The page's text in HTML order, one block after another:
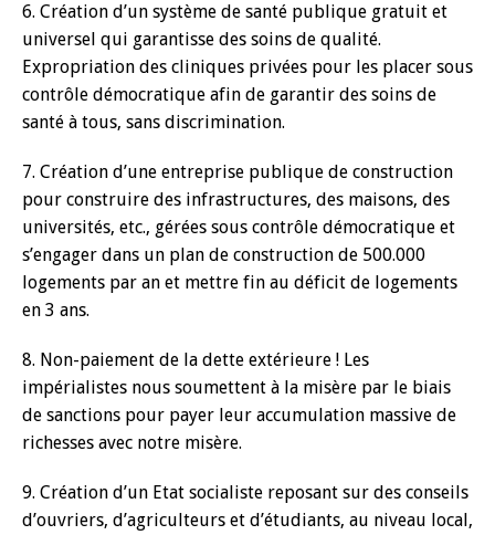
6. Création d’un système de santé publique gratuit et
universel qui garantisse des soins de qualité.
Expropriation des cliniques privées pour les placer sous
contrôle démocratique afin de garantir des soins de
santé à tous, sans discrimination.
7. Création d’une entreprise publique de construction
pour construire des infrastructures, des maisons, des
universités, etc., gérées sous contrôle démocratique et
s’engager dans un plan de construction de 500.000
logements par an et mettre fin au déficit de logements
en 3 ans.
8. Non-paiement de la dette extérieure ! Les
impérialistes nous soumettent à la misère par le biais
de sanctions pour payer leur accumulation massive de
richesses avec notre misère.
9. Création d’un Etat socialiste reposant sur des conseils
d’ouvriers, d’agriculteurs et d’étudiants, au niveau local,